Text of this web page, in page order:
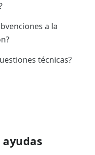
a la
técnicas?